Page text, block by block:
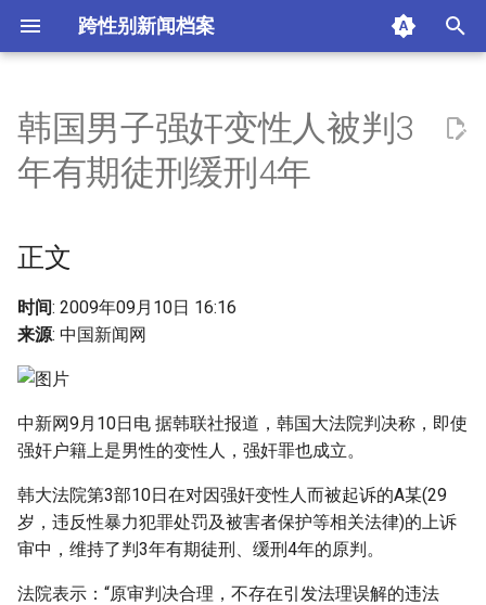
跨性别新闻档案
a
l
i
z
i
n
g
s
正文
摘要与附加信息
附加信息 [Processed Page
Metadata]
韩国男子强奸变性人被判3
年有期徒刑缓刑4年
正文
时间: 2009年09月10日 16:16
来源: 中国新闻网
中新网9月10日电 据韩联社报道，韩国大法院判决称，即使
强奸户籍上是男性的变性人，强奸罪也成立。
韩大法院第3部10日在对因强奸变性人而被起诉的A某(29
岁，违反性暴力犯罪处罚及被害者保护等相关法律)的上诉
审中，维持了判3年有期徒刑、缓刑4年的原判。
法院表示：“原审判决合理，不存在引发法理误解的违法